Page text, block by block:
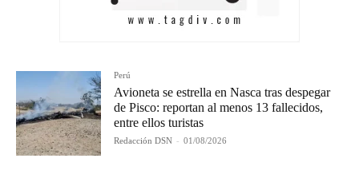
Perú
Avioneta se estrella en Nasca tras despegar
de Pisco: reportan al menos 13 fallecidos,
entre ellos turistas
Redacción DSN - 01/08/2026